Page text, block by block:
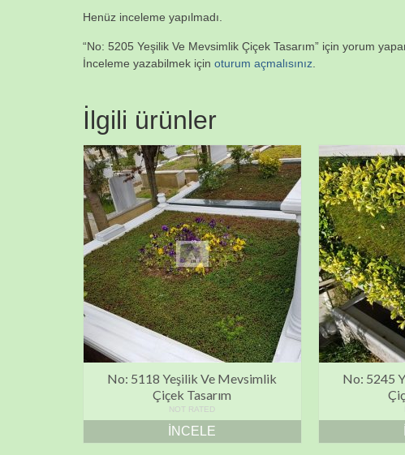
Henüz inceleme yapılmadı.
“No: 5205 Yeşilik Ve Mevsimlik Çiçek Tasarım” için yorum
İnceleme yazabilmek için oturum açmalısınız.
İlgili ürünler
No: 5118 Yeşilik Ve Mevsimlik
Çiçek Tasarım
NOT RATED
İNCELE
No: 5245